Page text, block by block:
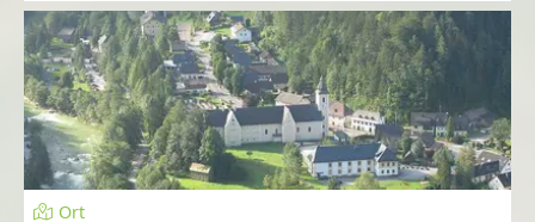
Ort